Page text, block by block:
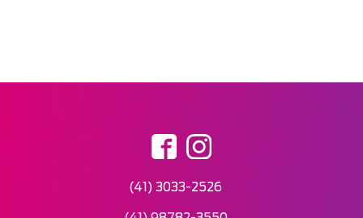
(41) 3033-2526